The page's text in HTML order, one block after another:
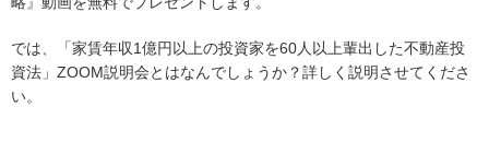
では、「家賃年収1億円以上の投資家を60人以上輩出した不動産投
資法」ZOOM説明会とはなんでしょうか？詳しく説明させてくださ
い。